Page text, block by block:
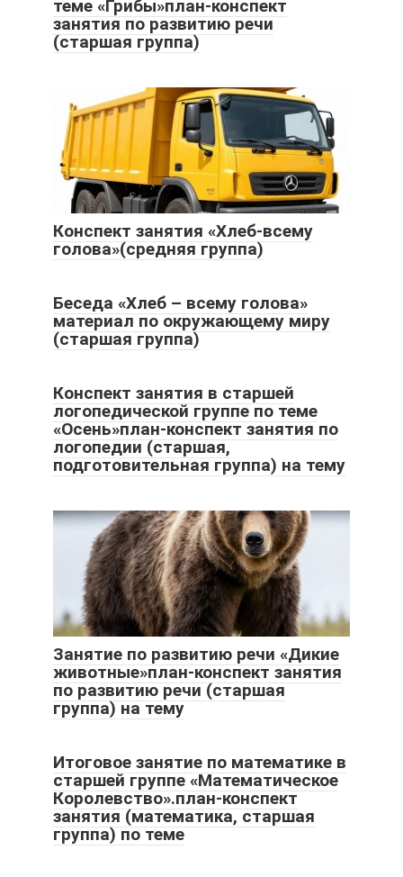
теме «Грибы»план-конспект
занятия по развитию речи
(старшая группа)
Конспект занятия «Хлеб-всему
голова»(средняя группа)
Беседа «Хлеб – всему голова»
материал по окружающему миру
(старшая группа)
Конспект занятия в старшей
логопедической группе по теме
«Осень»план-конспект занятия по
логопедии (старшая,
подготовительная группа) на тему
Занятие по развитию речи «Дикие
животные»план-конспект занятия
по развитию речи (старшая
группа) на тему
Итоговое занятие по математике в
старшей группе «Математическое
Королевство».план-конспект
занятия (математика, старшая
группа) по теме